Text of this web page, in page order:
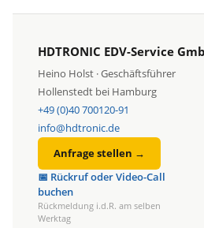
HDTRONIC EDV-Service
Heino Holst · Geschäftsführer
Hollenstedt bei Hamburg
+49 (0)40 700120-91
info@hdtronic.de
Anfrage stellen →
📅 Rückruf oder Video-Call
buchen
Rückmeldung i.d.R. am selben
Werktag